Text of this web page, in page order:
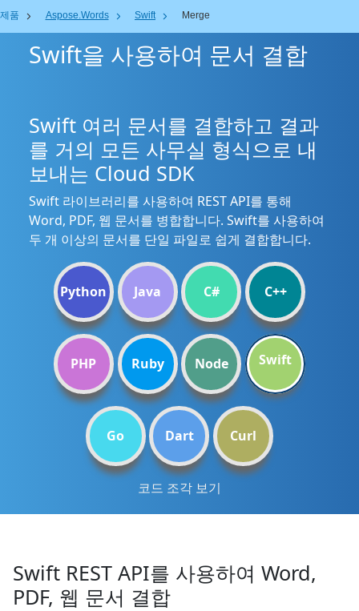
제품 Aspose.Words Swift Merge
Swift을 사용하여 문서 결합
Swift 여러 문서를 결합하고 결과
를 거의 모든 사무실 형식으로 내
보내는 Cloud SDK
Swift 라이브러리를 사용하여 REST API를 통해
Word, PDF, 웹 문서를 병합합니다. Swift를 사용하여
두 개 이상의 문서를 단일 파일로 쉽게 결합합니다.
Python Java C# C++
PHP Ruby Node Swift
Go Dart Curl
코드 조각 보기
Swift REST API를 사용하여 Word,
PDF, 웹 문서 결합